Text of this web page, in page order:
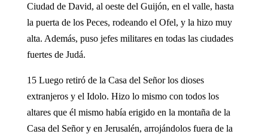
Ciudad de David, al oeste del Guijón, en el valle, hasta
la puerta de los Peces, rodeando el Ofel, y la hizo muy
alta. Además, puso jefes militares en todas las ciudades
fuertes de Judá.
15 Luego retiró de la Casa del Señor los dioses
extranjeros y el Idolo. Hizo lo mismo con todos los
altares que él mismo había erigido en la montaña de la
Casa del Señor y en Jerusalén, arrojándolos fuera de la